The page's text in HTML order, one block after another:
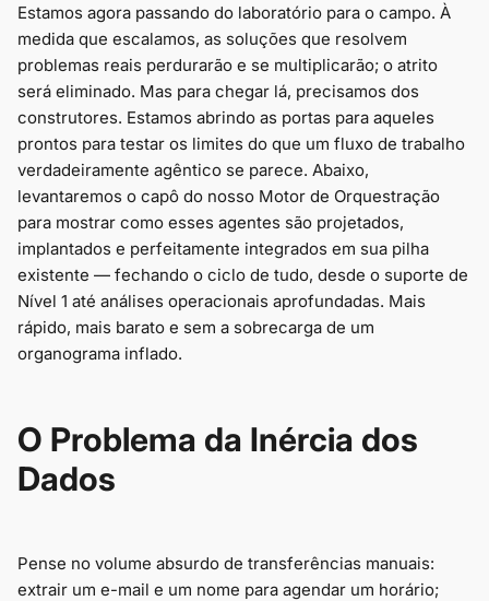
Estamos agora passando do laboratório para o campo. À
medida que escalamos, as soluções que resolvem
problemas reais perdurarão e se multiplicarão; o atrito
será eliminado. Mas para chegar lá, precisamos dos
construtores. Estamos abrindo as portas para aqueles
prontos para testar os limites do que um fluxo de trabalho
verdadeiramente agêntico se parece. Abaixo,
levantaremos o capô do nosso Motor de Orquestração
para mostrar como esses agentes são projetados,
implantados e perfeitamente integrados em sua pilha
existente — fechando o ciclo de tudo, desde o suporte de
Nível 1 até análises operacionais aprofundadas. Mais
rápido, mais barato e sem a sobrecarga de um
organograma inflado.
O Problema da Inércia dos
Dados
Pense no volume absurdo de transferências manuais:
extrair um e-mail e um nome para agendar um horário;